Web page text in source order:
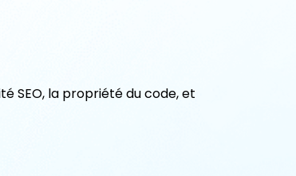
SEO, la propriété du code, et